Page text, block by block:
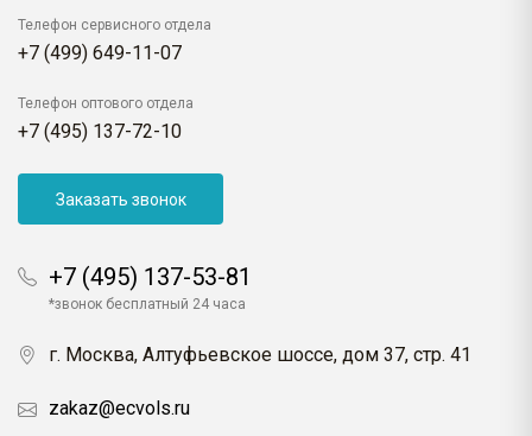
Телефон сервисного отдела
+7 (499) 649-11-07
Телефон оптового отдела
+7 (495) 137-72-10
Заказать звонок
+7 (495) 137-53-81
*звонок бесплатный 24 часа
г. Москва, Алтуфьевское шоссе, дом 37, стр. 41
zakaz@ecvols.ru